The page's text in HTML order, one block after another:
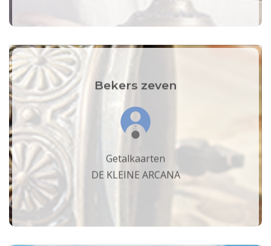
Bekers zeven
Getalkaarten
DE KLEINE ARCANA